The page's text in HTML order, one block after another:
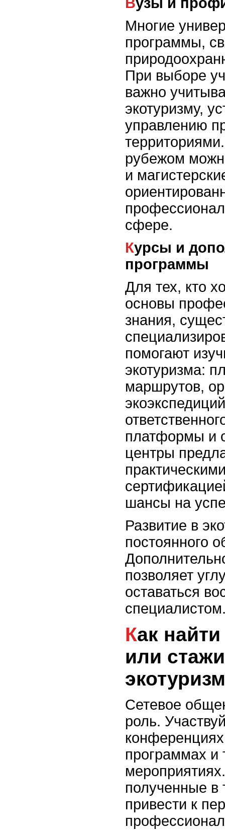
Многие
программы,
При выборе
важно
экотуризму,
управлению
рубежом
и
сфере.
Курсы и дополнительные
программы
Для тех, кто
основы
знания,
помогают
экотуризма:
маршрутов,
платформы и
центры
шансы на
Развитие в
постоянного
позволяет
оставаться
Как найти первую работу
или
Сетевое
роль.
программах и
полученные в
привести к